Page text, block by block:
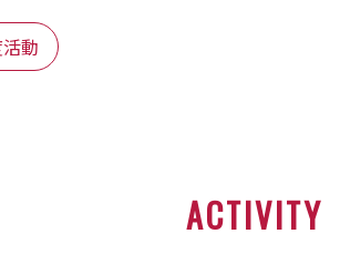
動
ACTIVITY